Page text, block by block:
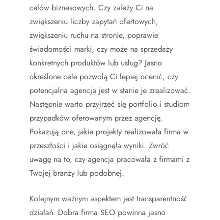
celów biznesowych. Czy zależy Ci na
zwiększeniu liczby zapytań ofertowych,
zwiększeniu ruchu na stronie, poprawie
świadomości marki, czy może na sprzedaży
konkretnych produktów lub usług? Jasno
określone cele pozwolą Ci lepiej ocenić, czy
potencjalna agencja jest w stanie je zrealizować.
Następnie warto przyjrzeć się portfolio i studiom
przypadków oferowanym przez agencję.
Pokazują one, jakie projekty realizowała firma w
przeszłości i jakie osiągnęła wyniki. Zwróć
uwagę na to, czy agencja pracowała z firmami z
Twojej branży lub podobnej.
Kolejnym ważnym aspektem jest transparentność
działań. Dobra firma SEO powinna jasno